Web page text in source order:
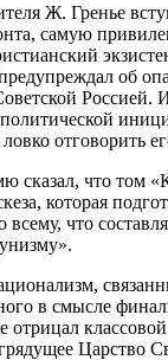
Ж. Гренье
самую
об
отговорить
сказал, что том
которая
всему, что
в смысле
Царство